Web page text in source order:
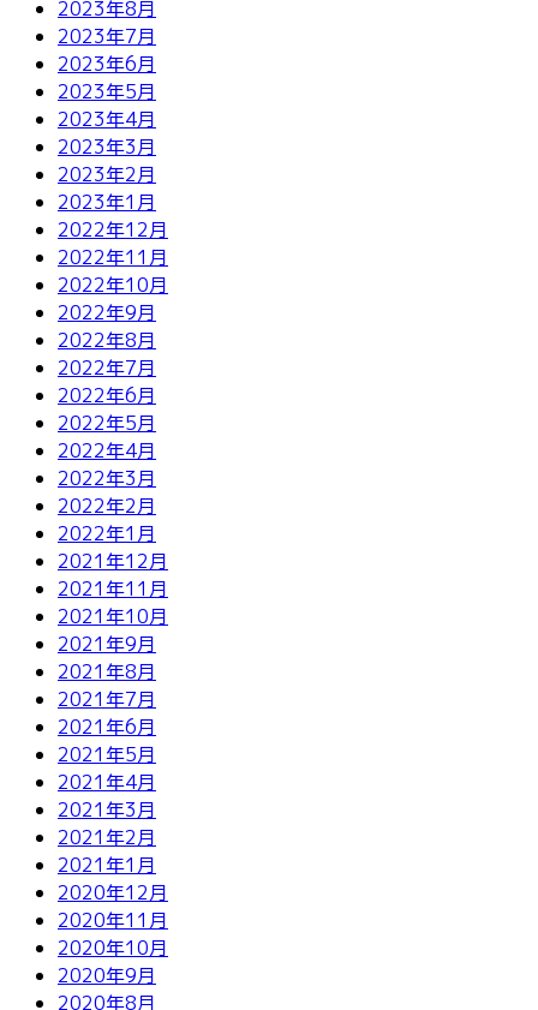
2023年8月
2023年7月
2023年6月
2023年5月
2023年4月
2023年3月
2023年2月
2023年1月
2022年12月
2022年11月
2022年10月
2022年9月
2022年8月
2022年7月
2022年6月
2022年5月
2022年4月
2022年3月
2022年2月
2022年1月
2021年12月
2021年11月
2021年10月
2021年9月
2021年8月
2021年7月
2021年6月
2021年5月
2021年4月
2021年3月
2021年2月
2021年1月
2020年12月
2020年11月
2020年10月
2020年9月
2020年8月